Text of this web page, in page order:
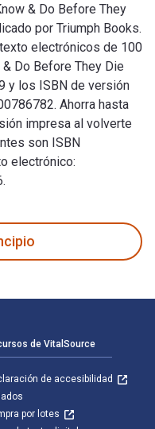
& Do Before They
por Triumph Books.
electrónicos de 100
Do Before They Die
y los ISBN de versión
Ahorra hasta
impresa al volverte
son ISBN
electrónico:
de VitalSource
de accesibilidad
por lotes